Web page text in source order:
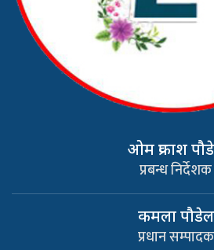
ओम प्रकाश
प्रबन्ध निर्देशक
कमला पौडेल
प्रधान सम्पादक